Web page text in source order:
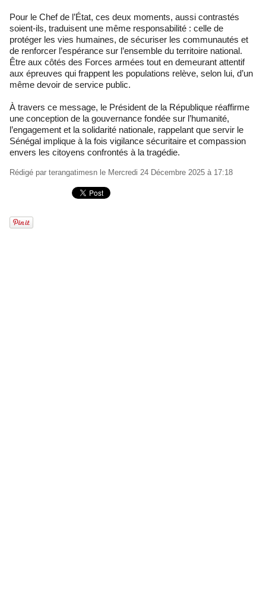
Pour le Chef de l’État, ces deux moments, aussi contrastés
soient-ils, traduisent une même responsabilité : celle de
protéger les vies humaines, de sécuriser les communautés et
de renforcer l’espérance sur l’ensemble du territoire national.
Être aux côtés des Forces armées tout en demeurant attentif
aux épreuves qui frappent les populations relève, selon lui, d’un
même devoir de service public.
À travers ce message, le Président de la République réaffirme
une conception de la gouvernance fondée sur l’humanité,
l’engagement et la solidarité nationale, rappelant que servir le
Sénégal implique à la fois vigilance sécuritaire et compassion
envers les citoyens confrontés à la tragédie.
Rédigé par terangatimesn le Mercredi 24 Décembre 2025 à 17:18